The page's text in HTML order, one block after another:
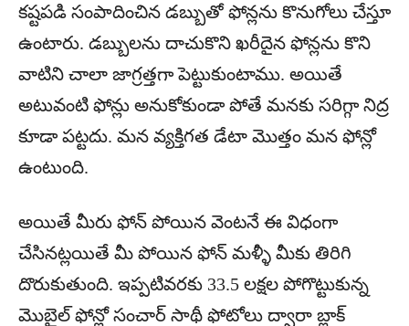
కష్టపడి సంపాదించిన డబ్బుతో ఫోన్లను కొనుగోలు చేస్తూ
ఉంటారు. డబ్బులను దాచుకొని ఖరీదైన ఫోన్లను కొని
వాటిని చాలా జాగ్రత్తగా పెట్టుకుంటాము. అయితే
అటువంటి ఫోన్లు అనుకోకుండా పోతే మనకు సరిగ్గా నిద్ర
కూడా పట్టదు. మన వ్యక్తిగత డేటా మొత్తం మన ఫోన్లో
ఉంటుంది.
అయితే మీరు ఫోన్ పోయిన వెంటనే ఈ విధంగా
చేసినట్లయితే మీ పోయిన ఫోన్ మళ్ళీ మీకు తిరిగి
దొరుకుతుంది. ఇప్పటివరకు 33.5 లక్షల పోగొట్టుకున్న
మొబైల్ ఫోన్లో సంచార్ సాథీ ఫోటోలు ద్వారా బ్లాక్